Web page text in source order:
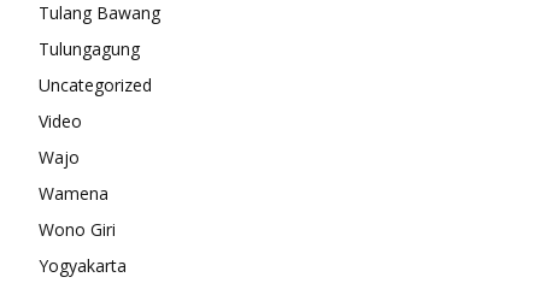
Tulang Bawang
Tulungagung
Uncategorized
Video
Wajo
Wamena
Wono Giri
Yogyakarta